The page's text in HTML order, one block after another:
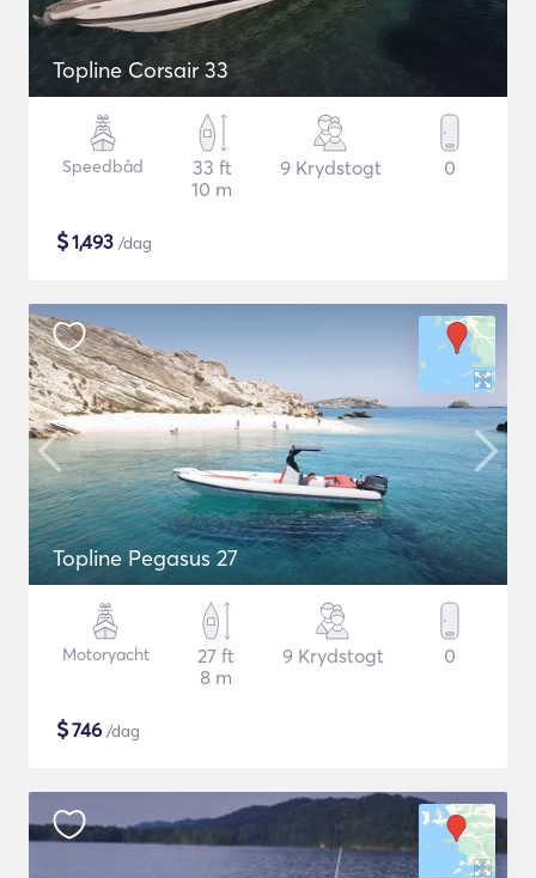
Topline Corsair 33
Speedbåd
33 ft
10 m
9 Krydstogt 0
$1,493 /dag
Topline Pegasus 27
Motoryacht
27 ft
8 m
9 Krydstogt 0
$746 /dag